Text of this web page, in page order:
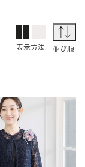
表示方法
1列表示
並び順